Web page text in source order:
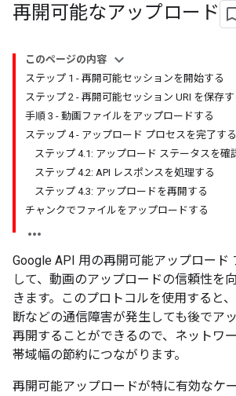
再開可能なアップロード
このページの内容
ステップ 1 - 再開可能セッションを開始する
ステップ 2 - 再開可能セッション URI を保存す
手順 3 - 動画ファイルをアップロードする
ステップ 4 - アップロード プロセスを完了する
ステップ 4.1: アップロード ステータスを確
ステップ 4.2: API レスポンスを処理する
ステップ 4.3: アップロードを再開する
チャンクでファイルをアップロードする
Google API 用の再開可能アップロード
して、動画のアップロードの信頼性を
きます。このプロトコルを使用すると
断などの通信障害が発生しても後でア
再開することができるので、ネットワ
帯域幅の節約につながります。
再開可能アップロードが特に有効なケ